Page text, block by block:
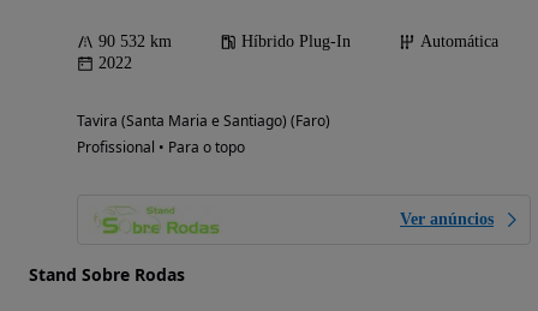
90 532 km Híbrido Plug-In
Automática
2022
Tavira (Santa Maria e Santiago) (Faro)
Profissional • Para o topo
Ver anúncios
Stand Sobre Rodas